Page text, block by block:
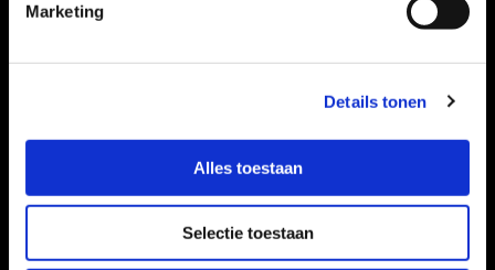
Marketing
Details tonen
Alles toestaan
Selectie toestaan
Bezoekadres
Postbus 121